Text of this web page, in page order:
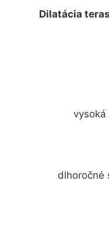
Dilatácia
vysoká
dlhoročné